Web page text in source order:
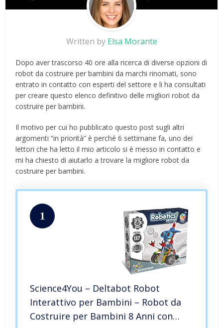
Written by Elsa Morante
Dopo aver trascorso 40 ore alla ricerca di diverse opzioni di
robot da costruire per bambini da marchi rinomati, sono
entrato in contatto con esperti del settore e li ha consultati
per creare questo elenco definitivo delle migliori robot da
costruire per bambini.
Il motivo per cui ho pubblicato questo post sugli altri
argomenti “in priorità” è perché 6 settimane fa, uno dei
lettori che ha letto il mio articolo si è messo in contatto e
mi ha chiesto di aiutarlo a trovare la migliore robot da
costruire per bambini.
1
Science4You – Deltabot Robot
Interattivo per Bambini – Robot da
Costruire per Bambini 8 Anni con